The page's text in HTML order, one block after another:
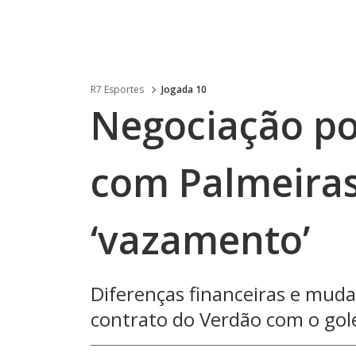
R7 Esportes Jogada 10
Negociação
com
‘vazamento’
Diferenças financeiras e
contrato do Verdão com o